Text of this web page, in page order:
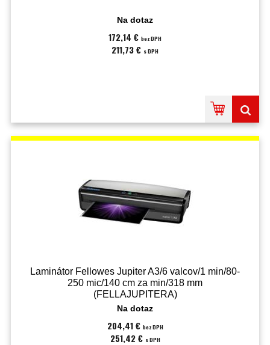
Na dotaz
172,14 € bez DPH
211,73 € s DPH
Laminátor Fellowes Jupiter A3/6 valcov/1 min/80-
250 mic/140 cm za min/318 mm
(FELLAJUPITERA)
Na dotaz
204,41 € bez DPH
251,42 € s DPH